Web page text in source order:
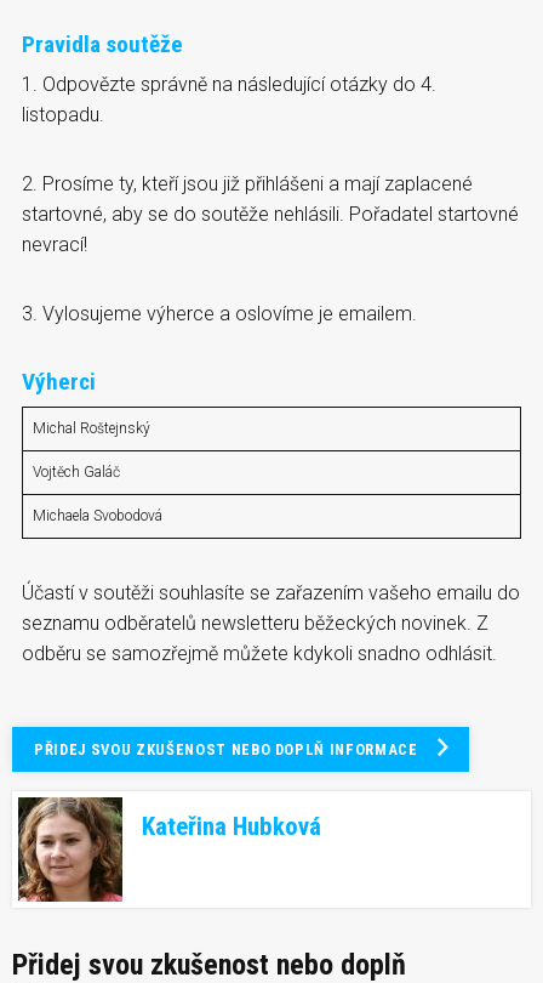
Pravidla soutěže
1. Odpovězte správně na následující otázky do 4.
listopadu.
2. Prosíme ty, kteří jsou již přihlášeni a mají zaplacené
startovné, aby se do soutěže nehlásili. Pořadatel startovné
nevrací!
3. Vylosujeme výherce a oslovíme je emailem.
Výherci
Michal Roštejnský
Vojtěch Galáč
Michaela Svobodová
Účastí v soutěži souhlasíte se zařazením vašeho emailu do
seznamu odběratelů newsletteru běžeckých novinek. Z
odběru se samozřejmě můžete kdykoli snadno odhlásit.
PŘIDEJ SVOU ZKUŠENOST NEBO DOPLŇ INFORMACE
Kateřina Hubková
Přidej svou zkušenost nebo doplň